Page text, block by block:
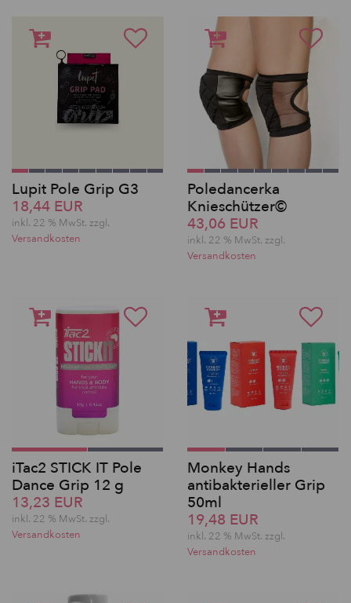
Lupit Pole Grip G3
18,44 EUR
inkl. 22 % MwSt. zzgl.
Versandkosten
Poledancerka
Knieschützer©
43,06 EUR
inkl. 22 % MwSt. zzgl.
Versandkosten
iTac2 STICK IT Pole
Dance Grip 12 g
13,23 EUR
inkl. 22 % MwSt. zzgl.
Versandkosten
Monkey Hands
antibakterieller Grip
50ml
19,48 EUR
inkl. 22 % MwSt. zzgl.
Versandkosten